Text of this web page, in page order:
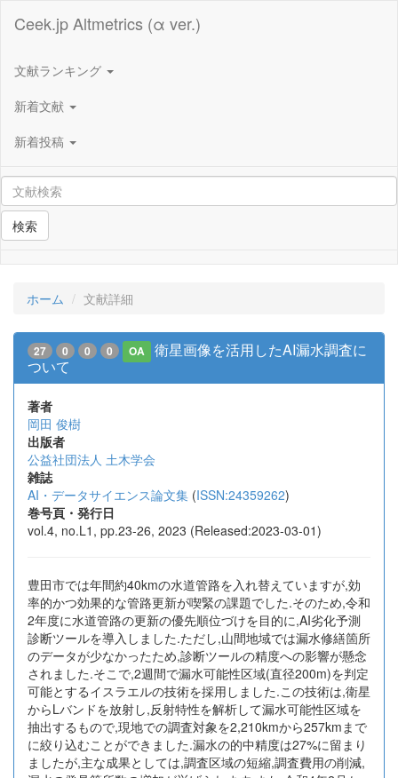
Ceek.jp Altmetrics (α ver.)
文献ランキング
新着文献
新着投稿
検索
ホーム 文献詳細
27 0 0 0 OA
衛星画像を活用したAI漏水調査に
ついて
著者
岡田 俊樹
出版者
公益社団法人 土木学会
雑誌
AI・データサイエンス論文集 (ISSN:24359262)
巻号頁・発行日
vol.4, no.L1, pp.23-26, 2023 (Released:2023-03-01)
豊田市では年間約40kmの水道管路を入れ替えていますが,効
率的かつ効果的な管路更新が喫緊の課題でした.そのため,令和
2年度に水道管路の更新の優先順位づけを目的に,AI劣化予測
診断ツールを導入しました.ただし,山間地域では漏水修繕箇所
のデータが少なかったため,診断ツールの精度への影響が懸念
されました.そこで,2週間で漏水可能性区域(直径200m)を判定
可能とするイスラエルの技術を採用しました.この技術は,衛星
からLバンドを放射し,反射特性を解析して漏水可能性区域を
抽出するもので,現地での調査対象を2,210kmから257kmまで
に絞り込むことができました.漏水の的中精度は27%に留まり
ましたが,主な成果としては,調査区域の短縮,調査費用の削減,